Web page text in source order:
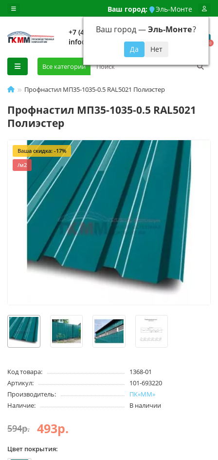
Ваш город: Эль-Монте
Ваш город —Эль-Монте?
+7 (499) 648-92-94
info@evroshtaketnikmoskva.ru
0
Все категории
Профнастил МП35-1035-0.5 RAL5021 Полиэстер
Профнастил МП35-1035-0.5 RAL5021
Полиэстер
Ваша скидка: -17%
/м2
Код товара:
1368-01
Артикул:
101-693220
Производитель:
ПК«ММ»
Наличие:
В наличии
594р. 493р.
Цвет покрытия: